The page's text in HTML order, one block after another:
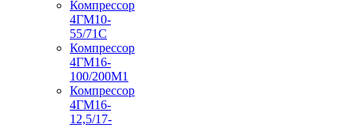
Компрессор
4ГМ10-
55/71С
Компрессор
4ГМ16-
100/200М1
Компрессор
4ГМ16-
12,5/17-